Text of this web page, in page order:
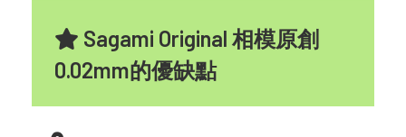
Sagami Original 相模原創
0.02mm的優缺點